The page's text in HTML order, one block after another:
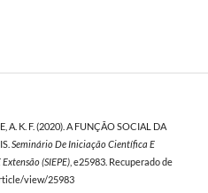
A. K. F. (2020). A FUNÇÃO SOCIAL DA
Seminário De Iniciação Científica E
(SIEPE), e25983. Recuperado de
view/25983